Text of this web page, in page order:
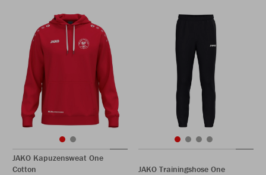
JAKO Kapuzensweat One
Cotton
JAKO Trainingshose One